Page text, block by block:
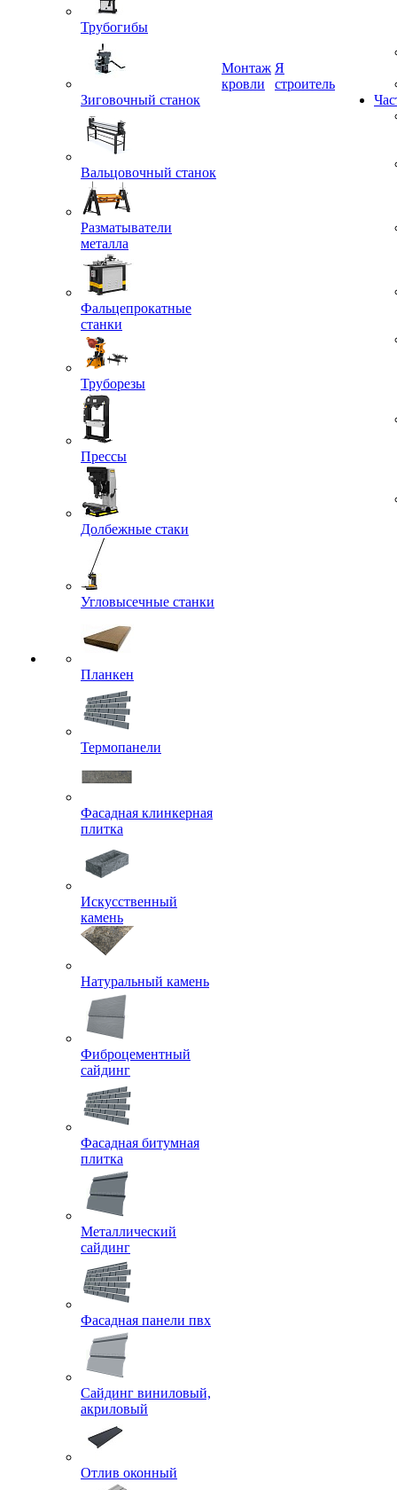
Трубогибы
Зиговочный станок
Вальцовочный станок
Разматыватели
металла
Фальцепрокатные
станки
Труборезы
Прессы
Долбежные стаки
Угловысечные станки
Планкен
Термопанели
Фасадная клинкерная
плитка
Искусственный
камень
Натуральный камень
Фиброцементный
сайдинг
Фасадная битумная
плитка
Металлический
сайдинг
Фасадная панели пвх
Сайдинг виниловый,
акриловый
Отлив оконный
Монтаж
Я